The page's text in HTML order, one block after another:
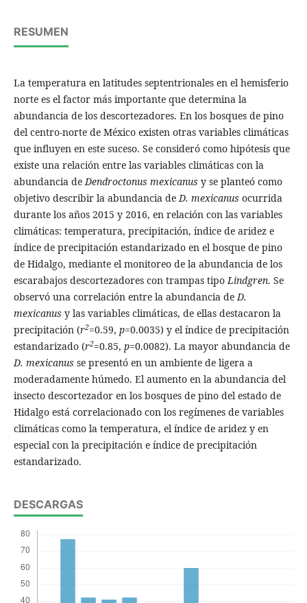
RESUMEN
La temperatura en latitudes septentrionales en el hemisferio
norte es el factor más importante que determina la
abundancia de los descortezadores. En los bosques de pino
del centro-norte de México existen otras variables climáticas
que influyen en este suceso. Se consideró como hipótesis que
existe una relación entre las variables climáticas con la
abundancia deDendroctonus mexicanus y se planteó como
objetivo describir la abundancia deD. mexicanus ocurrida
durante los años 2015 y 2016, en relación con las variables
climáticas: temperatura, precipitación, índice de aridez e
índice de precipitación estandarizado en el bosque de pino
de Hidalgo, mediante el monitoreo de la abundancia de los
escarabajos descortezadores con trampas tipoLindgren. Se
observó una correlación entre la abundancia deD.
mexicanus y las variables climáticas, de ellas destacaron la
precipitación (r2=0.59, p=0.0035) y el índice de precipitación
estandarizado (r2=0.85, p=0.0082). La mayor abundancia de
D. mexicanus se presentó en un ambiente de ligera a
moderadamente húmedo. El aumento en la abundancia del
insecto descortezador en los bosques de pino del estado de
Hidalgo está correlacionado con los regímenes de variables
climáticas como la temperatura, el índice de aridez y en
especial con la precipitación e índice de precipitación
estandarizado.
DESCARGAS